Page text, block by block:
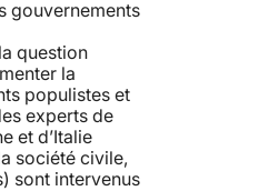
gouvernements
question
la
populistes et
experts de
et d’Italie
société civile,
sont intervenus